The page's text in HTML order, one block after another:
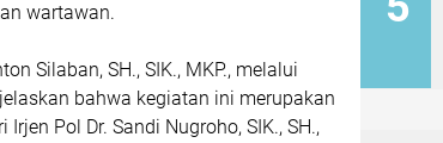
wartawan.
Silaban, SH., SIK., MKP., melalui
bahwa kegiatan ini merupakan
Pol Dr. Sandi Nugroho, SIK., SH.,